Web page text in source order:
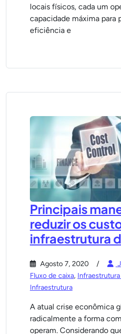
locais físicos, cada um
capacidade máxima para
eficiência e
Principais
reduzir os
infraestrutura
Agosto 7, 2020
Fluxo de caixa,
Infraestrutura
A atual crise econômica
radicalmente a forma
operam. Considerando